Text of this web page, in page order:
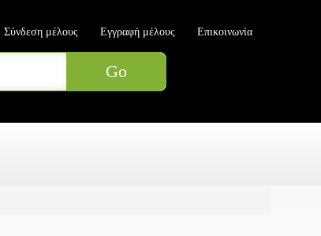
Σύνδεση μέλους Εγγραφή μέλους Επικοινωνία